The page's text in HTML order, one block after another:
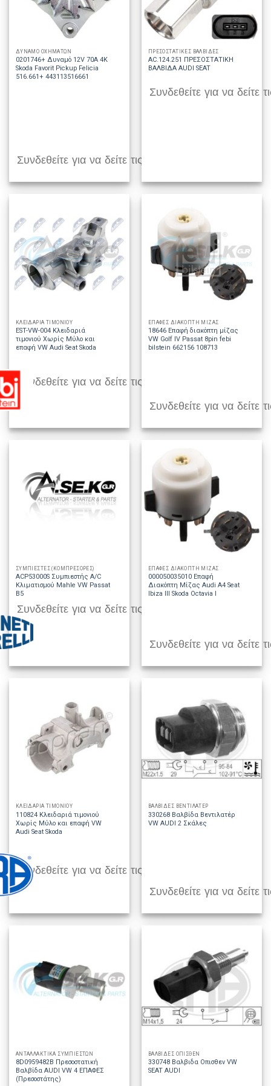
ΔΥΝΑΜΟ ΟΧΗΜΑΤΩΝ
0201746+ Δυναμό 12V 70A 4K
Skoda Favorit Pickup Felicia
516.661+ 443113516661
Συνδεθείτε για να δείτε τις τιμές
ΠΡΕΣΟΣΤΑΤΙΚΕΣ ΒΑΛΒΙΔΕΣ
AC.124.251 ΠΡΕΣΟΣΤΑΤΙΚΗ
ΒΑΛΒΙΔΑ AUDI SEAT
Συνδεθείτε για να δείτε
ΚΛΕΙΔΑΡΙΑ ΤΙΜΟΝΙΟΥ
EST-VW-004 Κλειδαριά
τιμονιού Χωρίς Μύλο και
επαφή VW Audi Seat Skoda
Συνδεθείτε για να δείτε τις τιμές
ΕΠΑΦΕΣ ΔΙΑΚΟΠΤΗ ΜΙΖΑΣ
18646 Επαφή διακόπτη μίζας
VW Golf IV Passat 8pin febi
bilstein 662156 108713
Συνδεθείτε για να δείτε
ΣΥΜΠΙΕΣΤΕΣ (ΚΟΜΠΡΕΣΟΡΕΣ)
ACP53000S Συμπιεστής A/C
Κλιματισμού Mahle VW Passat
B5
Συνδεθείτε για να δείτε τις τιμές
ΕΠΑΦΕΣ ΔΙΑΚΟΠΤΗ ΜΙΖΑΣ
000050035010 Επαφή
Διακόπτη Μίζας Audi A4 Seat
Ibiza III Skoda Octavia I
Συνδεθείτε για να δείτε
ΚΛΕΙΔΑΡΙΑ ΤΙΜΟΝΙΟΥ
110824 Κλειδαριά τιμονιού
Χωρίς Μύλο και επαφή VW
Audi Seat Skoda
Συνδεθείτε για να δείτε τις τιμές
ΒΑΛΒΙΔΕΣ ΒΕΝΤΙΛΑΤΕΡ
330268 Βαλβίδα Βεντιλατέρ
VW AUDI 2 Σκάλες
Συνδεθείτε για να δείτε
ΑΝΤΑΛΛΑΚΤΙΚΑ ΣΥΜΠΙΕΣΤΩΝ
8D0959482B Πρεσοστατική
Βαλβίδα AUDI VW 4 ΕΠΑΦΕΣ
(Πρεσοστάτης)
ΒΑΛΒΙΔΕΣ ΟΠΙΣΘΕΝ
330748 Βαλβιδα Οπισθεν VW
SEAT AUDI